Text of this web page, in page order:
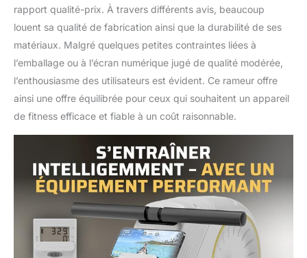
cm (LxlxH). Lorsqu'il est
plié (environ
121x48x144,5 cm),
l'appareil peut rouler et
être rangé très
facilement. Ainsi, après
l'entraînement, l'appareil
disparaît de la vue, mais il
est tout aussi
rapidement remonté. LE
➕ POUR TOI - Depuis 20
ans, SportPlus produit
des appareils de sport de
haute qualité et durables.
Si tu as tout de même
une question, notre
service à Hambourg se
fera un plaisir de s'en
rapport qualité-prix. À travers différents avis, beaucoup
louent sa qualité de fabrication ainsi que la durabilité de ses
matériaux. Malgré quelques petites contraintes liées à
l’emballage ou à l’écran numérique jugé de qualité modérée,
l’enthousiasme des utilisateurs est évident. Ce rameur offre
ainsi une offre équilibrée pour ceux qui souhaitent un appareil
de fitness efficace et fiable à un coût raisonnable.